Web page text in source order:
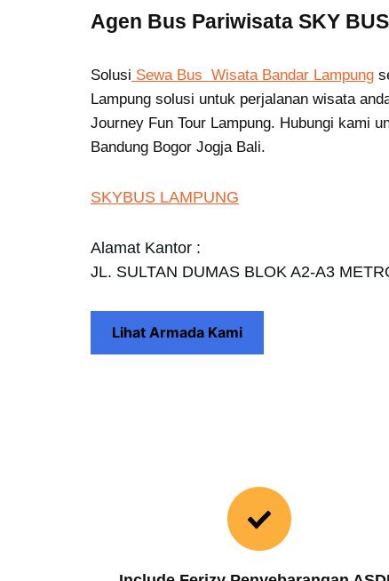
Agen Bus Pariwisata SKY BUS
Solusi Sewa Bus Wisata Bandar Lampung
Lampung solusi untuk perjalanan wisata
Journey Fun Tour Lampung. Hubungi kami
Bandung Bogor Jogja Bali.
SKYBUS LAMPUNG
Alamat Kantor :
JL. SULTAN DUMAS BLOK A2-A3
Lihat Armada Kami